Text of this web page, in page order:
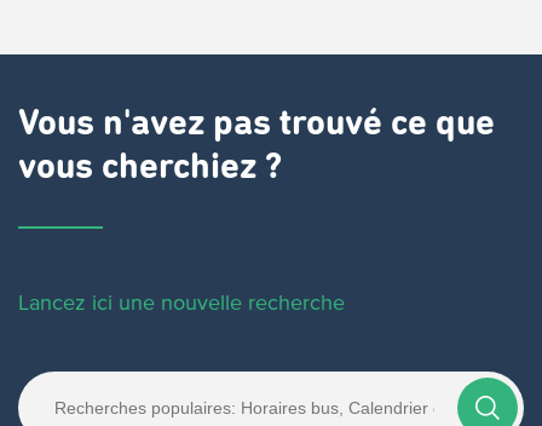
Vous n'avez pas trouvé ce que
vous cherchiez ?
Lancez ici une nouvelle recherche